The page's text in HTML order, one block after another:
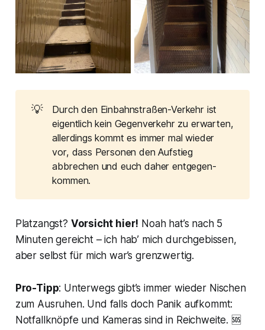
💡
Durch den Einbahnstraßen-Verkehr ist
eigentlich kein Gegenverkehr zu erwarten,
allerdings kommt es immer mal wieder
vor, dass Personen den Aufstieg
abbrechen und euch daher entgegen-
kommen.
Platzangst? Vorsicht hier! Noah hat’s nach 5
Minuten gereicht – ich hab’ mich durchgebissen,
aber selbst für mich war’s grenzwertig.
Pro-Tipp: Unterwegs gibt’s immer wieder Nischen
zum Ausruhen. Und falls doch Panik aufkommt:
Notfallknöpfe und Kameras sind in Reichweite. 🆘